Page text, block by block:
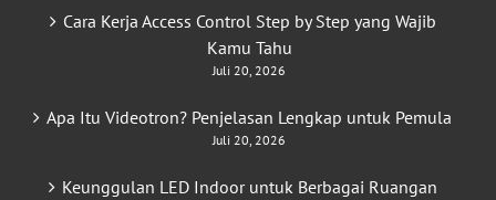
Cara Kerja Access Control Step by Step yang Wajib
Kamu Tahu
Juli 20, 2026
Apa Itu Videotron? Penjelasan Lengkap untuk Pemula
Juli 20, 2026
Keunggulan LED Indoor untuk Berbagai Ruangan